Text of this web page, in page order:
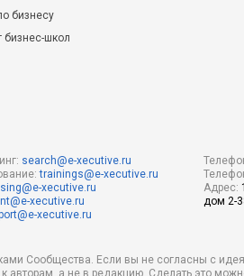
бизнесу
бизнес-школ
search@e-xecutive.ru
trainings@e-xecutive.ru
xecutive.ru
xecutive.ru
xecutive.ru
Адрес:
дом 2-
Сообщества. Если вы не согласны с
авторам, а не в редакцию. Сделать это